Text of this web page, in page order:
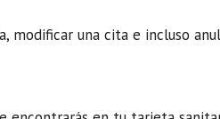
modificar una cita e incluso